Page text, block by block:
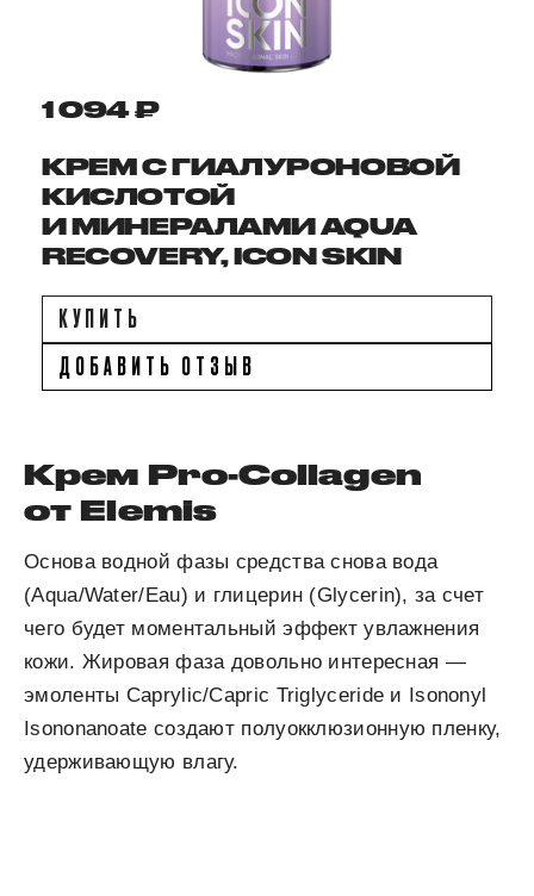
1 094 ₽
КРЕМ С ГИАЛУРОНОВОЙ
КИСЛОТОЙ
И МИНЕРАЛАМИ AQUA
RECOVERY, ICON SKIN
КУПИТЬ
ДОБАВИТЬ ОТЗЫВ
Крем Pro-Collagen
от Elemis
Основа водной фазы средства снова вода
(Aqua/Water/Eau) и глицерин (Glycerin), за счет
чего будет моментальный эффект увлажнения
кожи. Жировая фаза довольно интересная —
эмоленты Caprylic/Capric Triglyceride и Isononyl
Isononanoate создают полуокклюзионную пленку,
удерживающую влагу.